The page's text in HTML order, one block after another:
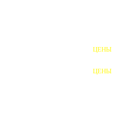
ЦЕНЫ
ЦЕНЫ
ШАЙБЫ ФУНДАМЕНТНЫЕ